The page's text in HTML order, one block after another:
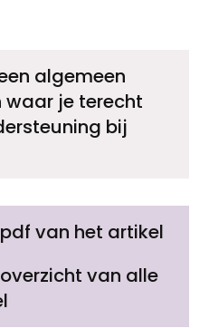
algemeen
waar je terecht
bij
van het artikel
van alle